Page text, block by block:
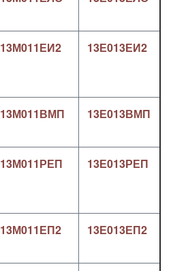
13М011ЕИ2 13Е013ЕИ2
13М011ВМП 13Е013ВМП
13М011РЕП 13Е013РЕП
13М011ЕП2 13Е013ЕП2